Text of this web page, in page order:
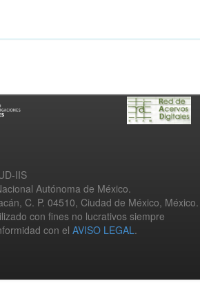
IIS
Autónoma de México.
C. P. 04510, Ciudad de México, México.
con fines no lucrativos siempre
con el AVISO LEGAL.